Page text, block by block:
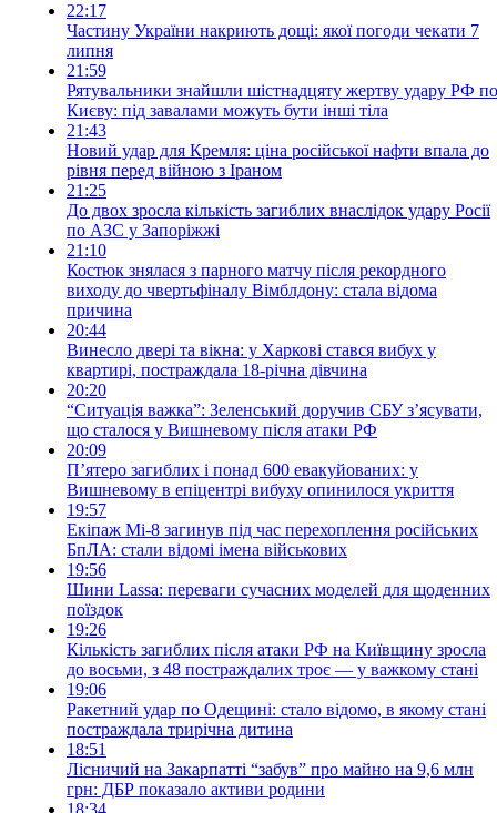
22:17
Частину України накриють дощі: якої погоди чекати 7
липня
21:59
Рятувальники знайшли шістнадцяту жертву удару РФ по
Києву: під завалами можуть бути інші тіла
21:43
Новий удар для Кремля: ціна російської нафти впала до
рівня перед війною з Іраном
21:25
До двох зросла кількість загиблих внаслідок удару Росії
по АЗС у Запоріжжі
21:10
Костюк знялася з парного матчу після рекордного
виходу до чвертьфіналу Вімблдону: стала відома
причина
20:44
Винесло двері та вікна: у Харкові стався вибух у
квартирі, постраждала 18-річна дівчина
20:20
“Ситуація важка”: Зеленський доручив СБУ з’ясувати,
що сталося у Вишневому після атаки РФ
20:09
П’ятеро загиблих і понад 600 евакуйованих: у
Вишневому в епіцентрі вибуху опинилося укриття
19:57
Екіпаж Мі-8 загинув під час перехоплення російських
БпЛА: стали відомі імена військових
19:56
Шини Lassa: переваги сучасних моделей для щоденних
поїздок
19:26
Кількість загиблих після атаки РФ на Київщину зросла
до восьми, з 48 постраждалих троє — у важкому стані
19:06
Ракетний удар по Одещині: стало відомо, в якому стані
постраждала трирічна дитина
18:51
Лісничий на Закарпатті “забув” про майно на 9,6 млн
грн: ДБР показало активи родини